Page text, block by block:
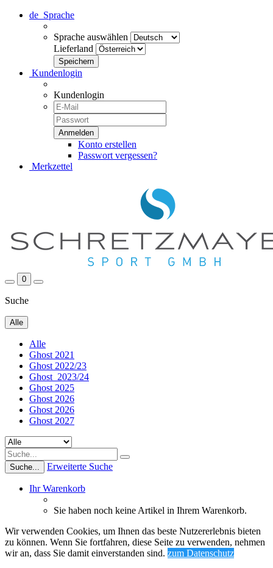
de Sprache
Sprache auswählen
Lieferland
Kundenlogin
Kundenlogin
Konto erstellen
Passwort vergessen?
Merkzettel
0
Suche
Alle
Alle
Ghost 2021
Ghost 2022/23
Ghost_2023/24
Ghost 2025
Ghost 2026
Ghost 2026
Ghost 2027
Suche... Erweiterte Suche
Ihr Warenkorb
Sie haben noch keine Artikel in Ihrem Warenkorb.
Wir verwenden Cookies, um Ihnen das beste Nutzererlebnis bieten
zu können. Wenn Sie fortfahren, diese Seite zu verwenden, nehmen
wir an, dass Sie damit einverstanden sind. zum Datenschutz